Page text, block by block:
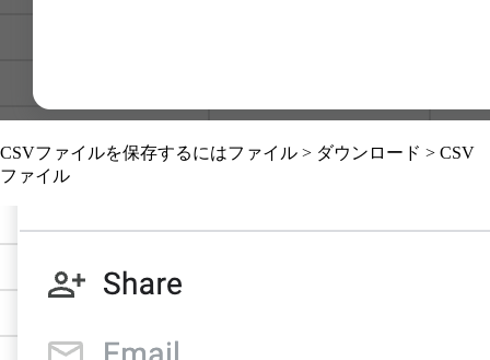
CSVファイルを保存するにはファイル > ダウンロード > CSV
ファイル